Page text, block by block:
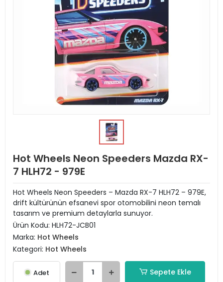
Hot Wheels Neon Speeders Mazda RX-
7 HLH72 - 979E
Hot Wheels Neon Speeders – Mazda RX-7 HLH72 – 979E,
drift kültürünün efsanevi spor otomobilini neon temalı
tasarım ve premium detaylarla sunuyor.
Ürün Kodu: HLH72-JCB01
Marka: Hot Wheels
Kategori: Hot Wheels
Adet Sepete Ekle